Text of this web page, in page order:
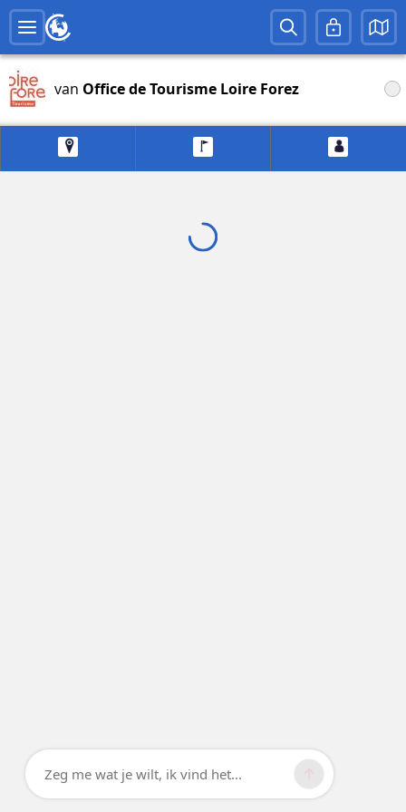
van Office de Tourisme Loire Forez
Zeg me wat je wilt, ik vind het...